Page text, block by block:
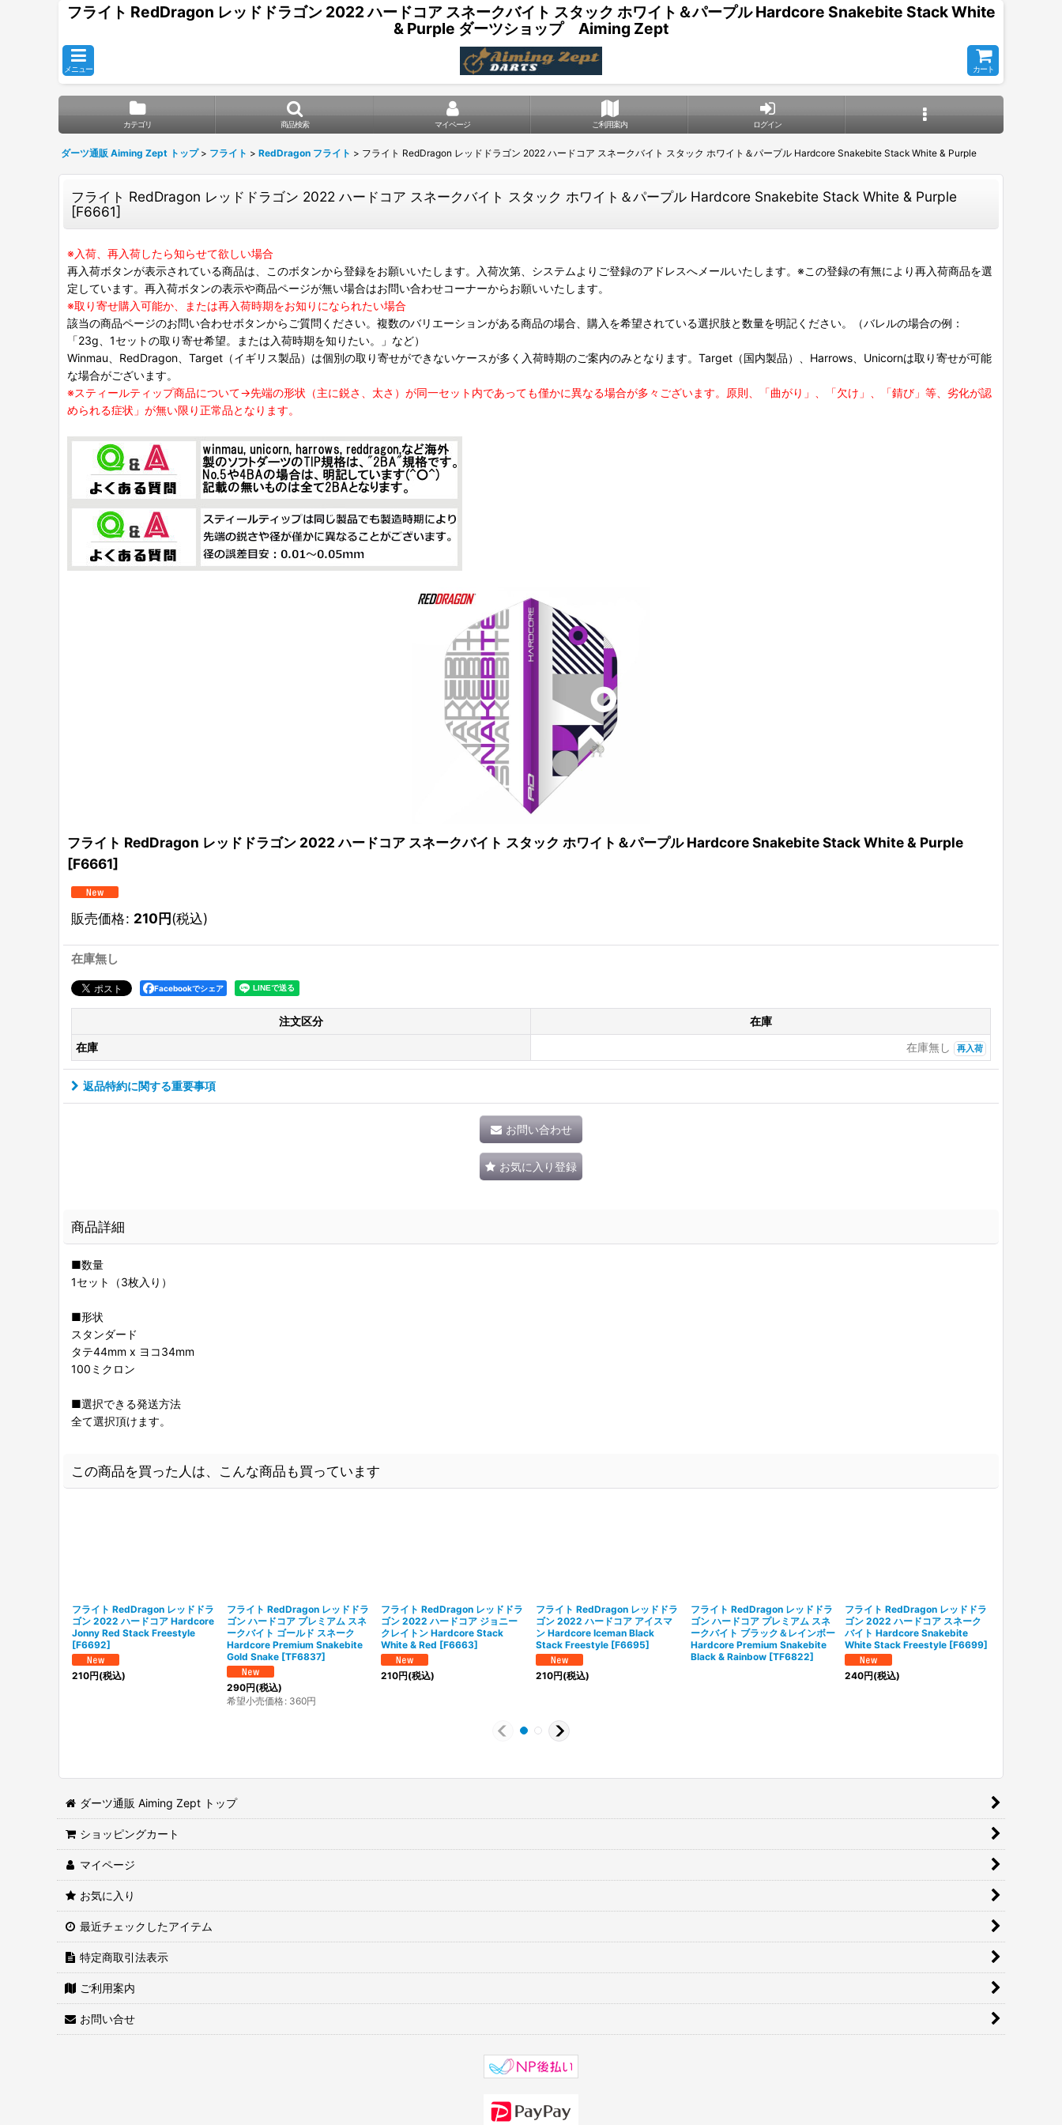
フライト RedDragon レッドドラゴン 2022 ハードコア スネークバイト スタック ホワイト＆パープル Hardcore Snakebite Stack White
& Purple ダーツショップ Aiming Zept
メニュー カート
カテゴリ 商品検索 マイページ ご利用案内 ログイン
ダーツ通販 Aiming Zept トップ > フライト > RedDragon フライト > フライト RedDragon レッドドラゴン 2022 ハードコア スネークバイト スタック ホワイト＆パープル Hardcore Snakebite Stack White & Purple
フライト RedDragon レッドドラゴン 2022 ハードコア スネークバイト スタック ホワイト＆パープル Hardcore Snakebite Stack White & Purple
[F6661]
※入荷、再入荷したら知らせて欲しい場合
再入荷ボタンが表示されている商品は、このボタンから登録をお願いいたします。入荷次第、システムよりご登録のアドレスへメールいたします。※この登録の有無により再入荷商品を選
定しています。再入荷ボタンの表示や商品ページが無い場合はお問い合わせコーナーからお願いいたします。
※取り寄せ購入可能か、または再入荷時期をお知りになられたい場合
該当の商品ページのお問い合わせボタンからご質問ください。複数のバリエーションがある商品の場合、購入を希望されている選択肢と数量を明記ください。（バレルの場合の例：
「23g、1セットの取り寄せ希望。または入荷時期を知りたい。」など）
Winmau、RedDragon、Target（イギリス製品）は個別の取り寄せができないケースが多く入荷時期のご案内のみとなります。Target（国内製品）、Harrows、Unicornは取り寄せが可能
な場合がございます。
※スティールティップ商品について→先端の形状（主に鋭さ、太さ）が同一セット内であっても僅かに異なる場合が多々ございます。原則、「曲がり」、「欠け」、「錆び」等、劣化が認
められる症状」が無い限り正常品となります。
フライト RedDragon レッドドラゴン 2022 ハードコア スネークバイト スタック ホワイト＆パープル Hardcore Snakebite Stack White & Purple
[F6661]
販売価格: 210円(税込)
在庫無し
Facebookでシェア
注文区分
在庫
在庫
在庫無し 再入荷
返品特約に関する重要事項
お問い合わせ
お気に入り登録
商品詳細
■数量
1セット（3枚入り）
■形状
スタンダード
タテ44mm x ヨコ34mm
100ミクロン
■選択できる発送方法
全て選択頂けます。
この商品を買った人は、こんな商品も買っています
フライト RedDragon レッドドラ
ゴン 2022 ハードコア Hardcore
Jonny Red Stack Freestyle
[F6692]
210円(税込)
フライト RedDragon レッドドラ
ゴン ハードコア プレミアム スネ
ークバイト ゴールド スネーク
Hardcore Premium Snakebite
Gold Snake [TF6837]
290円(税込)
希望小売価格: 360円
フライト RedDragon レッドドラ
ゴン 2022 ハードコア ジョニー
クレイトン Hardcore Stack
White & Red [F6663]
210円(税込)
フライト RedDragon レッドドラ
ゴン 2022 ハードコア アイスマ
ン Hardcore Iceman Black
Stack Freestyle [F6695]
210円(税込)
フライト RedDragon レッドドラ
ゴン ハードコア プレミアム スネ
ークバイト ブラック＆レインボー
Hardcore Premium Snakebite
Black & Rainbow [TF6822]
フライト RedDragon レッドドラ
ゴン 2022 ハードコア スネーク
バイト Hardcore Snakebite
White Stack Freestyle [F6699]
240円(税込)
ダーツ通販 Aiming Zept トップ
ショッピングカート
マイページ
お気に入り
最近チェックしたアイテム
特定商取引法表示
ご利用案内
お問い合せ